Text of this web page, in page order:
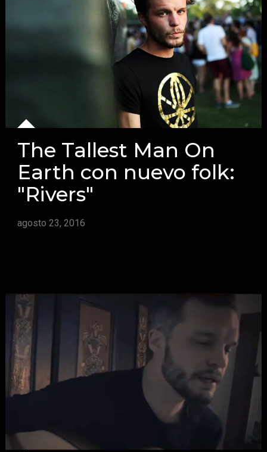
The Tallest Man On
Earth con nuevo folk:
"Rivers"
agosto 23, 2016